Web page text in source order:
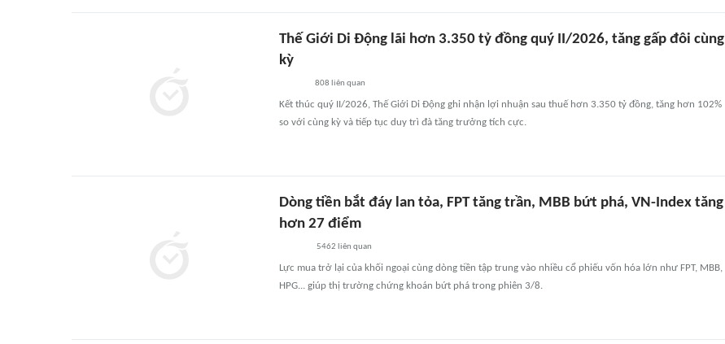
Thế Giới Di Động lãi hơn 3.350 tỷ đồng quý II/2026, tăng gấp đôi cùng
kỳ
808 liên quan
Kết thúc quý II/2026, Thế Giới Di Động ghi nhận lợi nhuận sau thuế hơn 3.350 tỷ đồng, tăng hơn 102%
so với cùng kỳ và tiếp tục duy trì đà tăng trưởng tích cực.
Dòng tiền bắt đáy lan tỏa, FPT tăng trần, MBB bứt phá, VN-Index tăng
hơn 27 điểm
5462 liên quan
Lực mua trở lại của khối ngoại cùng dòng tiền tập trung vào nhiều cổ phiếu vốn hóa lớn như FPT, MBB,
HPG... giúp thị trường chứng khoán bứt phá trong phiên 3/8.